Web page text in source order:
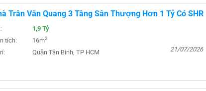
Trần Văn Quang 3 Tầng Sân Thượng Hơn 1 Tỷ Có SHR
1,9 Tỷ
tích: 16m2
Quận Tân Bình, TP HCM 21/07/2026